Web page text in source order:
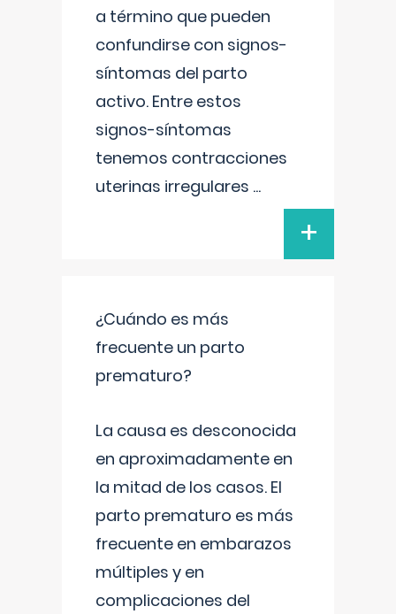
a término que pueden
confundirse con signos-
síntomas del parto
activo. Entre estos
signos-síntomas
tenemos contracciones
uterinas irregulares ...
+
¿Cuándo es más
frecuente un parto
prematuro?
La causa es desconocida
en aproximadamente en
la mitad de los casos. El
parto prematuro es más
frecuente en embarazos
múltiples y en
complicaciones del